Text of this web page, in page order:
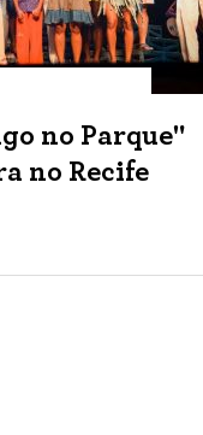
no Parque"
no Recife